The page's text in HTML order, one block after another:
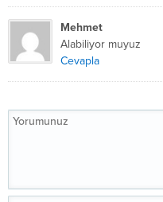
Mehmet
Alabiliyor muyuz
Cevapla